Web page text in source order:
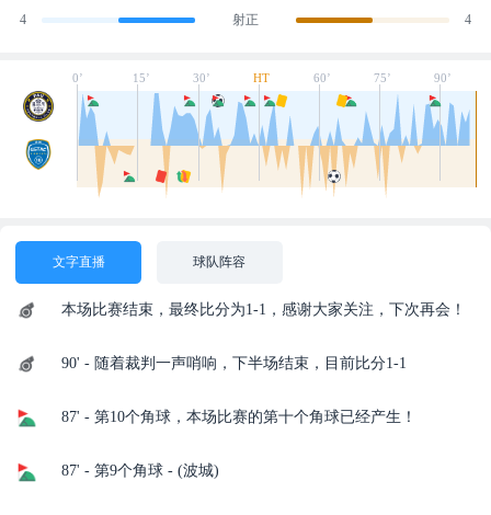
4 射正 4
0’ 15’ 30’ HT 60’ 75’ 90’
文字直播 球队阵容
本场比赛结束，最终比分为1-1，感谢大家关注，下次再会！
90' - 随着裁判一声哨响，下半场结束，目前比分1-1
87' - 第10个角球，本场比赛的第十个角球已经产生！
87' - 第9个角球 - (波城)